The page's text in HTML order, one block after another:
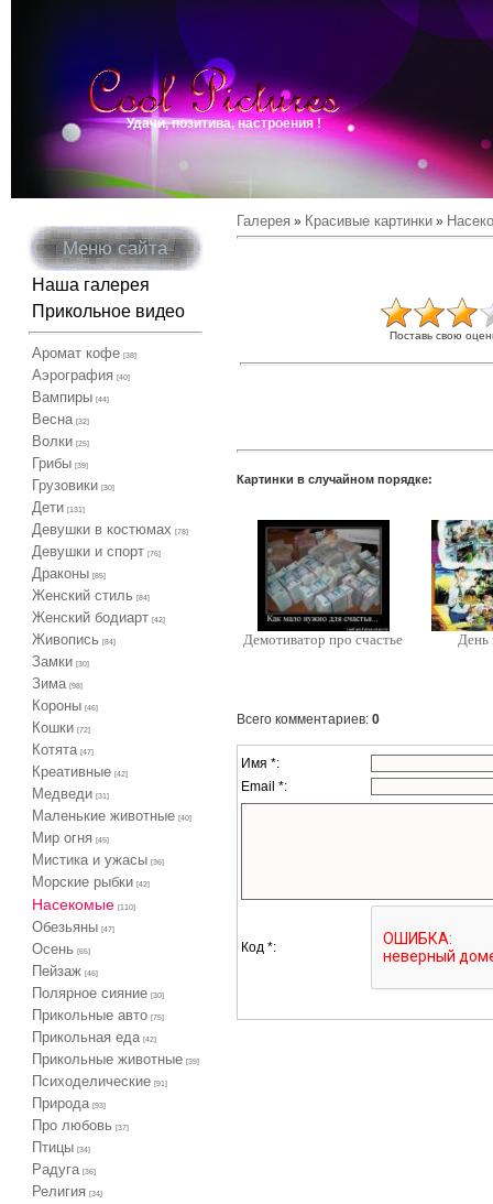
Удачи, позитива, настроения !
Меню сайта
Наша галерея
Прикольное видео
Аромат кофе [38]
Аэрография [40]
Вампиры [44]
Весна [32]
Волки [25]
Грибы [39]
Грузовики [30]
Дети [131]
Девушки в костюмах [78]
Девушки и спорт [76]
Драконы [85]
Женский стиль [84]
Женский бодиарт [42]
Живопись [84]
Замки [30]
Зима [98]
Короны [46]
Кошки [72]
Котята [47]
Креативные [42]
Медведи [31]
Маленькие животные [40]
Мир огня [45]
Мистика и ужасы [36]
Морские рыбки [42]
Насекомые [110]
Обезьяны [47]
Осень [65]
Пейзаж [46]
Полярное сияние [30]
Прикольные авто [75]
Прикольная еда [42]
Прикольные животные [39]
Психоделические [91]
Природа [93]
Про любовь [37]
Птицы [34]
Радуга [36]
Религия [34]
Галерея » Красивые картинки»
Поставь свою
Картинки в случайном порядке:
Демотиватор про счастье День
Всего комментариев: 0
Имя *:
Email *:
Код *: